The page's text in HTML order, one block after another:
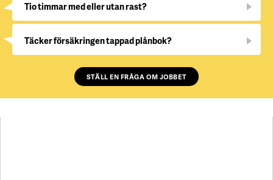
Tio timmar med eller utan rast?
Täcker försäkringen tappad plånbok?
STÄLL EN FRÅGA OM JOBBET